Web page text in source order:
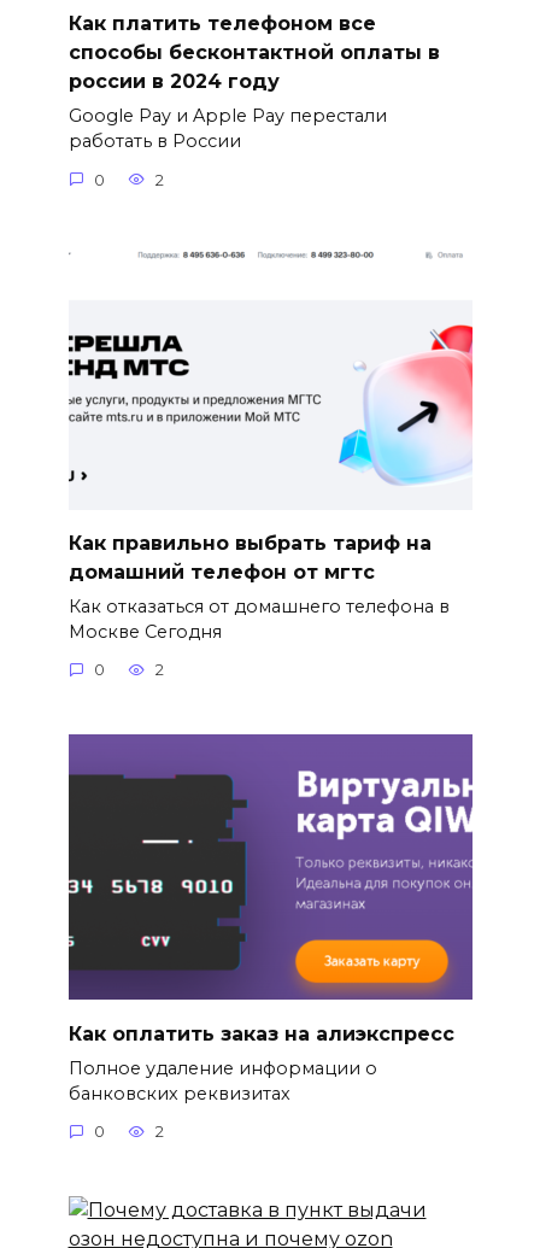
Как платить телефоном все
способы бесконтактной оплаты в
россии в 2024 году
Google Pay и Apple Pay перестали
работать в России
0 2
Как правильно выбрать тариф на
домашний телефон от мгтс
Как отказаться от домашнего телефона в
Москве Сегодня
0 2
Как оплатить заказ на алиэкспресс
Полное удаление информации о
банковских реквизитах
0 2